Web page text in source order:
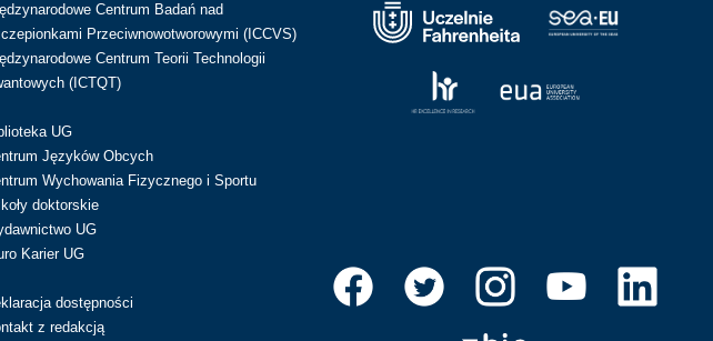
Centrum Badań nad
Przeciwnowotworowymi (ICCVS)
Centrum Teorii Technologii
(ICTQT)
UG
Języków Obcych
Wychowania Fizycznego i Sportu
doktorskie
UG
Karier UG
dostępności
z redakcją